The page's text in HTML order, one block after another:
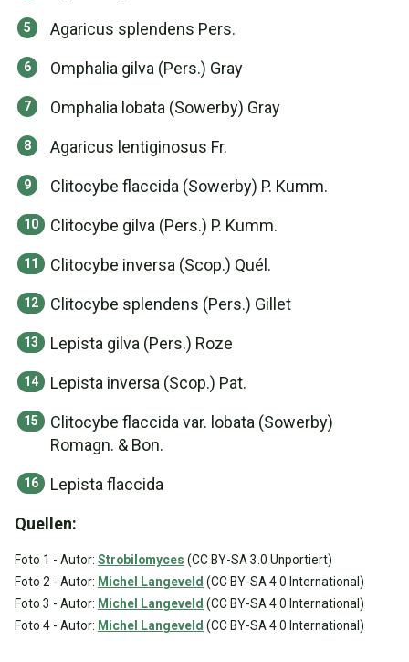
Agaricus splendens Pers.
Omphalia gilva (Pers.) Gray
Omphalia lobata (Sowerby) Gray
Agaricus lentiginosus Fr.
Clitocybe flaccida (Sowerby) P. Kumm.
Clitocybe gilva (Pers.) P. Kumm.
Clitocybe inversa (Scop.) Quél.
Clitocybe splendens (Pers.) Gillet
Lepista gilva (Pers.) Roze
Lepista inversa (Scop.) Pat.
Clitocybe flaccida var. lobata (Sowerby)
Romagn. & Bon.
Lepista flaccida
Quellen:
Foto 1 - Autor: Strobilomyces (CC BY-SA 3.0 Unportiert)
Foto 2 - Autor: Michel Langeveld (CC BY-SA 4.0 International)
Foto 3 - Autor: Michel Langeveld (CC BY-SA 4.0 International)
Foto 4 - Autor: Michel Langeveld (CC BY-SA 4.0 International)